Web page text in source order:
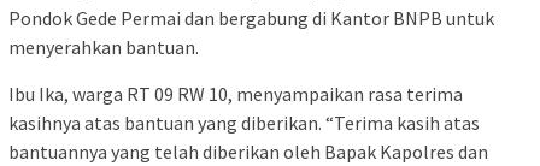
Pondok Gede Permai dan bergabung di Kantor BNPB untuk
menyerahkan bantuan.
Ibu Ika, warga RT 09 RW 10, menyampaikan rasa terima
kasihnya atas bantuan yang diberikan. “Terima kasih atas
bantuannya yang telah diberikan oleh Bapak Kapolres dan